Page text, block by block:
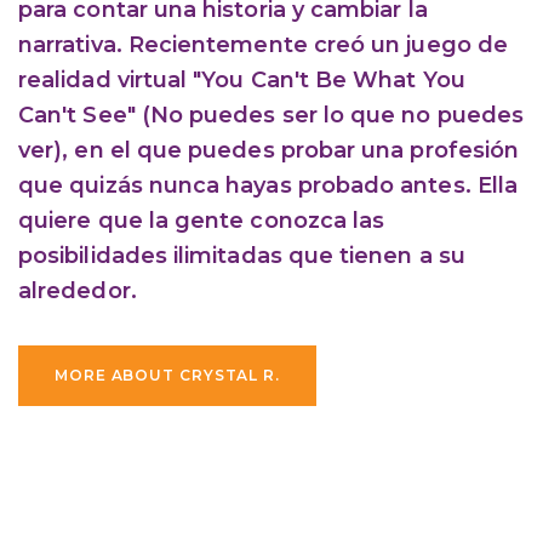
para contar una historia y cambiar la
narrativa. Recientemente creó un juego de
realidad virtual "You Can't Be What You
Can't See" (No puedes ser lo que no puedes
ver), en el que puedes probar una profesión
que quizás nunca hayas probado antes. Ella
quiere que la gente conozca las
posibilidades ilimitadas que tienen a su
alrededor.
MORE ABOUT CRYSTAL R.